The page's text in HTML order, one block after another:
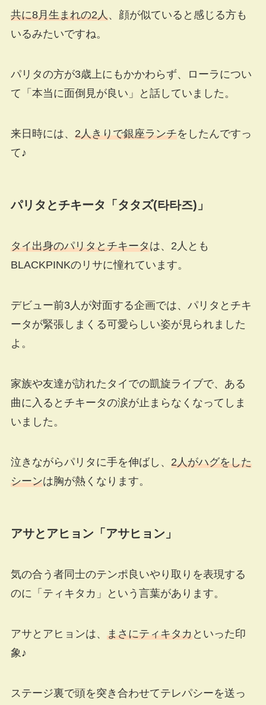
共に8月生まれの2人、顔が似ていると感じる方も
いるみたいですね。
パリタの方が3歳上にもかかわらず、ローラについ
て「本当に面倒見が良い」と話していました。
来日時には、 2人きりで銀座ランチをしたんですっ
て♪
パリタとチキータ「タタズ(타타즈)」
タイ出身のパリタとチキータは、2人とも
BLACKPINKのリサに憧れています。
デビュー前3人が対面する企画では、パリタとチキ
ータが緊張しまくる可愛らしい姿が見られました
よ。
家族や友達が訪れたタイでの凱旋ライブで、ある
曲に入るとチキータの涙が止まらなくなってしま
いました。
泣きながらパリタに手を伸ばし、 2人がハグをした
シーンは胸が熱くなります。
アサとアヒョン「アサヒョン」
気の合う者同士のテンポ良いやり取りを表現する
のに「ティキタカ」という言葉があります。
アサとアヒョンは、 まさにティキタカといった印
象♪
ステージ裏で頭を突き合わせてテレパシーを送っ